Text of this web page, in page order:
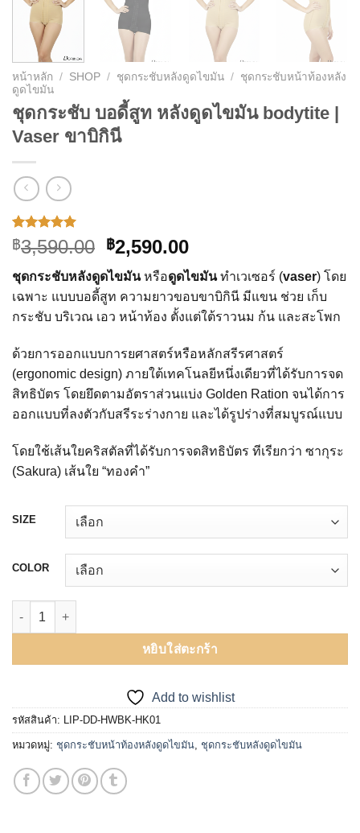
หน้าหลัก / SHOP / ชุดกระชับหลังดูดไขมัน / ชุดกระชับหน้าท้องหลัง
ดูดไขมัน
ชุดกระชับ บอดี้สูท หลังดูดไขมัน bodytite |
Vaser ขาบิกินี
ให้คะแนน
5.00จาก 5
บน
1
การให้
คะแนน
ของลูกค้า
฿3,590.00 Original
price
was:
฿3,590.00.
฿2,590.00Current
price
is:
฿2,590.00.
ชุดกระชับหลังดูดไขมันหรือดูดไขมันทำเวเซอร์ (vaser) โดย
เฉพาะ แบบบอดี้สูท ความยาวขอบขาบิกินี มีแขน ช่วย เก็บ
กระชับ บริเวณ เอว หน้าท้อง ตั้งแต่ใต้ราวนม ก้น และสะโพก
ด้วยการออกแบบการยศาสตร์หรือหลักสรีรศาสตร์
(ergonomic design) ภายใต้เทคโนลยีหนึ่งเดียวที่ได้รับการจด
สิทธิบัตร โดยยึดตามอัตราส่วนแบ่ง Golden Ration จนได้การ
ออกแบบที่ลงตัวกับสรีระร่างกาย และได้รูปร่างที่สมบูรณ์แบบ
โดยใช้เส้นใยคริสตัลที่ได้รับการจดสิทธิบัตร ทีเรียกว่า ซากุระ
(Sakura) เส้นใย “ทองคำ”
SIZE
COLOR
จำนวน ชุดกระชับ บอดี้สูท หลังดูดไขมัน bodytite | Vaser ขาบิกินี ชิ้น
หยิบใส่ตะกร้า
Add to wishlist
รหัสสินค้า: LIP-DD-HWBK-HK01
หมวดหมู่: ชุดกระชับหน้าท้องหลังดูดไขมัน, ชุดกระชับหลังดูดไขมัน